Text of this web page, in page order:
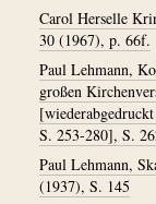
Carol Herselle
30 (1967), p. 66f.
Paul Lehmann,
großen
S. 253-280], S.
Paul Lehmann,
(1937), S. 145